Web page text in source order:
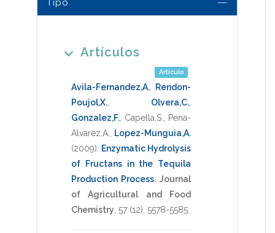
Artículos
Artículo
Avila-Fernandez,A.
Rendon-
Poujol,X.
Olvera,C.
Gonzalez,F. Capella,S.
Pena-
Alvarez,A.
Lopez-Munguia,A.
(2009) Enzymatic Hydrolysis
of Fructans in the Tequila
Production Process. Journal
of Agricultural and Food
Chemistry 57 (12), 5578-5585